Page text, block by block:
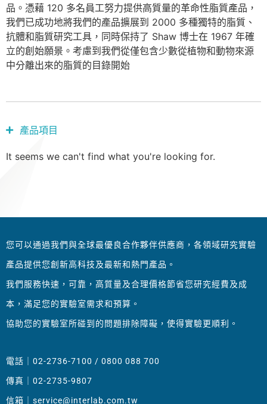
品。憑藉 120 多名員工努力提供高質量的革命性脂質產品，
我們已成功地將我們的產品擴展到 2000 多種獨特的脂質、
抗體和脂質研究工具，同時保持了 Shaw 博士在 1967 年確
立的創始願景。考慮到我們從僅包含少數從植物和動物來源
中分離出來的脂質的目錄開始
產品項目
It seems we can't find what you're looking for.
您可以通過我們與全球最優良合作夥伴供應商，各領域研究實驗
產品提供您創新高科技及最新和熱門產品。
我們服務快速，可靠，高質量及合理價格節省您研究經費及成
本，滿足您的實驗室需求和預算。
協助您的實驗室所碰到的問題排除障礙，使得實驗更順利。
電話｜02-2736-7100 / 0800 088 700
傳真｜02-2735-9807
信箱｜ service@interlab.com.tw